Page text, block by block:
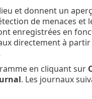
et donnent un
de menaces et
enregistrées en
directement à
en cliquant sur
. Les journaux